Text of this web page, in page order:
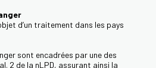
d’un traitement dans les pays
sont encadrées par une des
2 de la nLPD, assurant ainsi la